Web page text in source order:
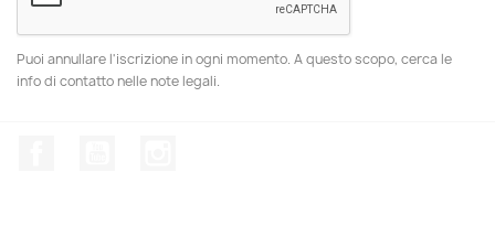
Puoi annullare l'iscrizione in ogni momento. A questo scopo, cerca le
info di contatto nelle note legali.